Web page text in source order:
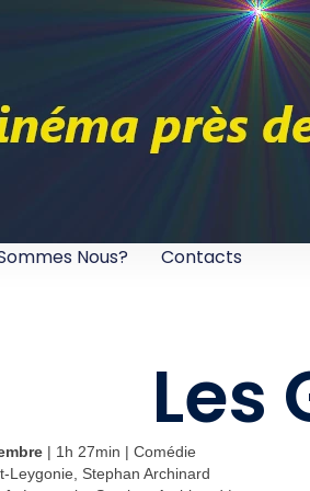
Nous? Contacts
Les
| 1h 27min | Comédie
Leygonie, Stephan Archinard